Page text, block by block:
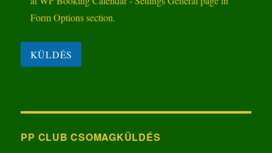
PP CLUB CSOMAGKÜLDÉS